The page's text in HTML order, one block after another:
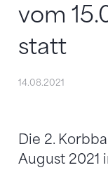
vom
statt
14.08.2021
Die 2.
August 2021